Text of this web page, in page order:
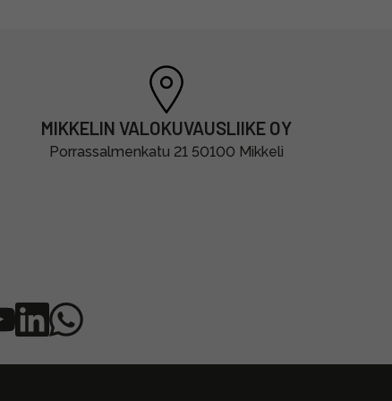
MIKKELIN VALOKUVAUSLIIKE OY
Porrassalmenkatu 21 50100 Mikkeli